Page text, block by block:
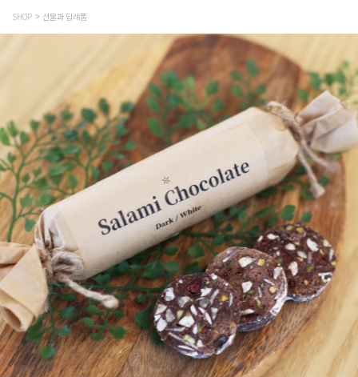
SHOP 선물과 답례품